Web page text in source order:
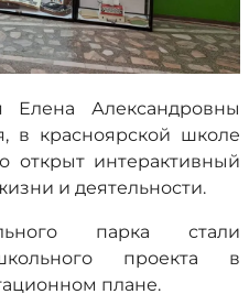
Александровны
в красноярской школе
интерактивный
и деятельности.
парка стали
проекта в
плане.